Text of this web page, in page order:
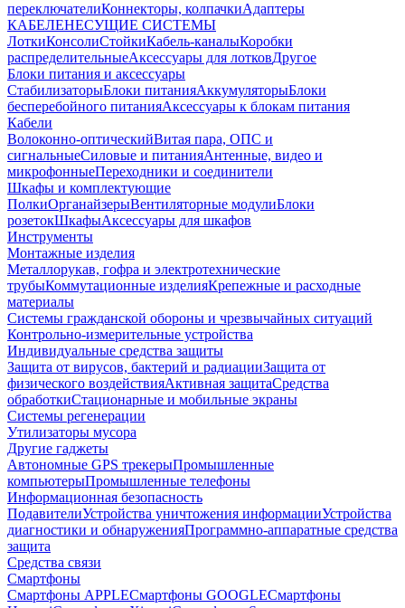
переключателиКоннекторы, колпачкиАдаптеры
КАБЕЛЕНЕСУЩИЕ СИСТЕМЫ
ЛоткиКонсолиСтойкиКабель-каналыКоробки
распределительныеАксессуары для лотковДругое
Блоки питания и аксессуары
СтабилизаторыБлоки питанияАккумуляторыБлоки
бесперебойного питанияАксессуары к блокам питания
Кабели
Волоконно-оптическийВитая пара, ОПС и
сигнальныеСиловые и питанияАнтенные, видео и
микрофонныеПереходники и соединители
Шкафы и комплектующие
ПолкиОрганайзерыВентиляторные модулиБлоки
розетокШкафыАксессуары для шкафов
Инструменты
Монтажные изделия
Металлорукав, гофра и электротехнические
трубыКоммутационные изделияКрепежные и расходные
материалы
Системы гражданской обороны и чрезвычайных ситуаций
Контрольно-измерительные устройства
Индивидуальные средства защиты
Защита от вирусов, бактерий и радиацииЗащита от
физического воздействияАктивная защитаСредства
обработкиСтационарные и мобильные экраны
Системы регенерации
Утилизаторы мусора
Другие гаджеты
Автономные GPS трекерыПромышленные
компьютерыПромышленные телефоны
Информационная безопасность
ПодавителиУстройства уничтожения информацииУстройства
диагностики и обнаруженияПрограммно-аппаратные средства
защита
Средства связи
Смартфоны
Смартфоны APPLEСмартфоны GOOGLEСмартфоны